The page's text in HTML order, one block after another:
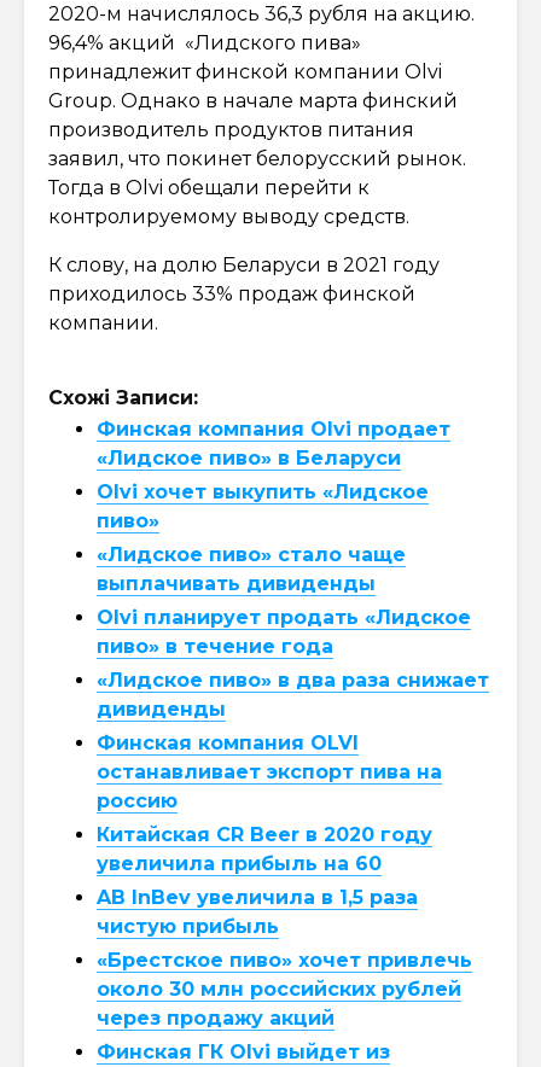
2020-м начислялось 36,3 рубля на акцию.
96,4% акций «Лидского пива»
принадлежит финской компании Olvi
Group. Однако в начале марта финский
производитель продуктов питания
заявил, что покинет белорусский рынок.
Тогда в Olvi обещали перейти к
контролируемому выводу средств.
К слову, на долю Беларуси в 2021 году
приходилось 33% продаж финской
компании.
Схожі Записи:
Финская компания Olvi продает
«Лидское пиво» в Беларуси
Olvi хочет выкупить «Лидское
пиво»
«Лидское пиво» стало чаще
выплачивать дивиденды
Olvi планирует продать «Лидское
пиво» в течение года
«Лидское пиво» в два раза снижает
дивиденды
Финская компания OLVI
останавливает экспорт пива на
россию
Китайская CR Beer в 2020 году
увеличила прибыль на 60
AB InBev увеличила в 1,5 раза
чистую прибыль
«Брестское пиво» хочет привлечь
около 30 млн российских рублей
через продажу акций
Финская ГК Olvi выйдет из